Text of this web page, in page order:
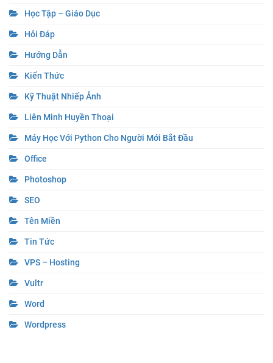
Học Tập – Giáo Dục
Hỏi Đáp
Hướng Dẫn
Kiến Thức
Kỹ Thuật Nhiếp Ảnh
Liên Minh Huyền Thoại
Máy Học Với Python Cho Người Mới Bắt Đầu
Office
Photoshop
SEO
Tên Miền
Tin Tức
VPS – Hosting
Vultr
Word
Wordpress